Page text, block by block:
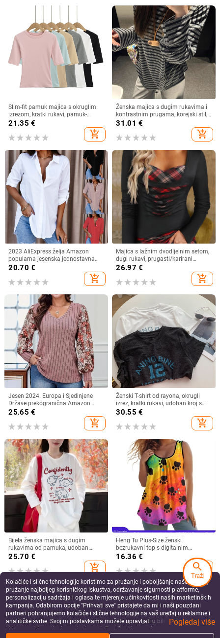
Slim-fit pamuk majica s okruglim
izrezom, kratki rukavi, pamuk-
elastan mješavina (80–90% pamuk,
21.35 €
add_shopping_cart
Ženska majica s dugim rukavima i
kontrastnim prugama, korejski stil,
široki kroj, okrugli izrez
31.01 €
add_shopping_cart
2023 AliExpress želja Amazon
popularna jesenska jednostavna
ženska košulja dugih rukava s V-
20.70 €
add_shopping_cart
Majica s lažnim dvodijelnim setom,
dugi rukavi, prugasti/karirani
uzorak, tkanina od pamuk-
mešavine (30–50% pamuka)
26.97 €
add_shopping_cart
Jesen 2024. Europa i Sjedinjene
Države prekogranična Amazon
neovisna postaja nova ženska
modna majica s cvjetnim printom i
rukavima za lampione
25.65 €
add_shopping_cart
Ženski T-shirt od rayona, okrugli
izrez, kratki rukavi, udoban kroj s
printom slova
30.55 €
add_shopping_cart
Bijela ženska majica s dugim
rukavima od pamuka, udoban
slobodan kroj, za jesen-zimu 2025
25.70 €
add_shopping_cart
Heng Tu Plus-Size ženski
bezrukavni top s digitalnim
životinjskim printom, poliester,
okrugli izrez, slobodan kroj, ljeto
16.36 €
add_shopping_cart
Kolačiće i slične tehnologije koristimo za pružanje i poboljšanje naše Usluge,
pružanje najboljeg korisničkog iskustva, održavanje sigurnosti platforme,
personalizaciju sadržaja i oglasa te mjerenje učinkovitosti naših marketinških
kampanja. Odabirom opcije "Prihvati sve" pristajete da mi i naši pouzdani
partneri pohranjujemo kolačiće i slične tehnologije na vaš uređaj u reklamne i
analitičke svrhe. Svojim postavkama možete upravljati u bilo kojem trenutku
klikom na "Upravljanje postavkama". Za više informacija pogledajte našu
Pogledaj više
search
Traži